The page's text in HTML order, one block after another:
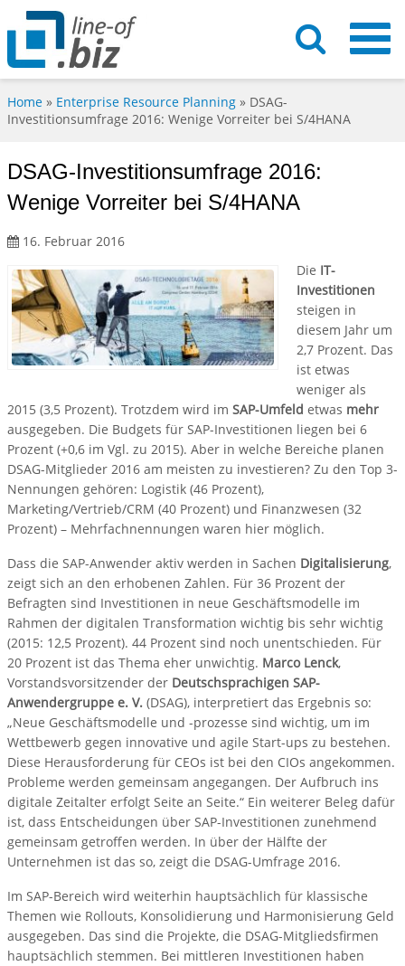
Home » Enterprise Resource Planning » DSAG-
Investitionsumfrage 2016: Wenige Vorreiter bei S/4HANA
DSAG-Investitionsumfrage 2016:
Wenige Vorreiter bei S/4HANA
16. Februar 2016
Die IT-
Investitionen
steigen in
diesem Jahr um
2,7 Prozent. Das
ist etwas
weniger als
2015 (3,5 Prozent). Trotzdem wird im SAP-Umfeld etwas mehr
ausgegeben. Die Budgets für SAP-Investitionen liegen bei 6
Prozent (+0,6 im Vgl. zu 2015). Aber in welche Bereiche planen
DSAG-Mitglieder 2016 am meisten zu investieren? Zu den Top 3-
Nennungen gehören: Logistik (46 Prozent),
Marketing/Vertrieb/CRM (40 Prozent) und Finanzwesen (32
Prozent) – Mehrfachnennungen waren hier möglich.
Dass die SAP-Anwender aktiv werden in Sachen Digitalisierung,
zeigt sich an den erhobenen Zahlen. Für 36 Prozent der
Befragten sind Investitionen in neue Geschäftsmodelle im
Rahmen der digitalen Transformation wichtig bis sehr wichtig
(2015: 12,5 Prozent). 44 Prozent sind noch unentschieden. Für
20 Prozent ist das Thema eher unwichtig. Marco Lenck,
Vorstandsvorsitzender der Deutschsprachigen SAP-
Anwendergruppe e. V. (DSAG), interpretiert das Ergebnis so:
„Neue Geschäftsmodelle und -prozesse sind wichtig, um im
Wettbewerb gegen innovative und agile Start-ups zu bestehen.
Diese Herausforderung für CEOs ist bei den CIOs angekommen.
Probleme werden gemeinsam angegangen. Der Aufbruch ins
digitale Zeitalter erfolgt Seite an Seite.“ Ein weiterer Beleg dafür
ist, dass Entscheidungen über SAP-Investitionen zunehmend
gemeinsam getroffen werden. In über der Hälfte der
Unternehmen ist das so, zeigt die DSAG-Umfrage 2016.
Im SAP-Bereich wird weiterhin hauptsächlich für klassische
Themen wie Rollouts, Konsolidierung und Harmonisierung Geld
ausgegeben. Das sind die Projekte, die DSAG-Mitgliedsfirmen
hauptsächlich stemmen. Bei mittleren Investitionen haben